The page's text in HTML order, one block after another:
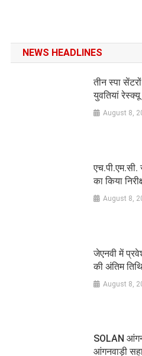
NEWS HEADLINES
तीन स्पा
युवतियां रेस्क्यू
August 8,
का किया
August 8,
जेएनवी में
की अंतिम
August 8,
SOLAN
आंगनवाड़ी